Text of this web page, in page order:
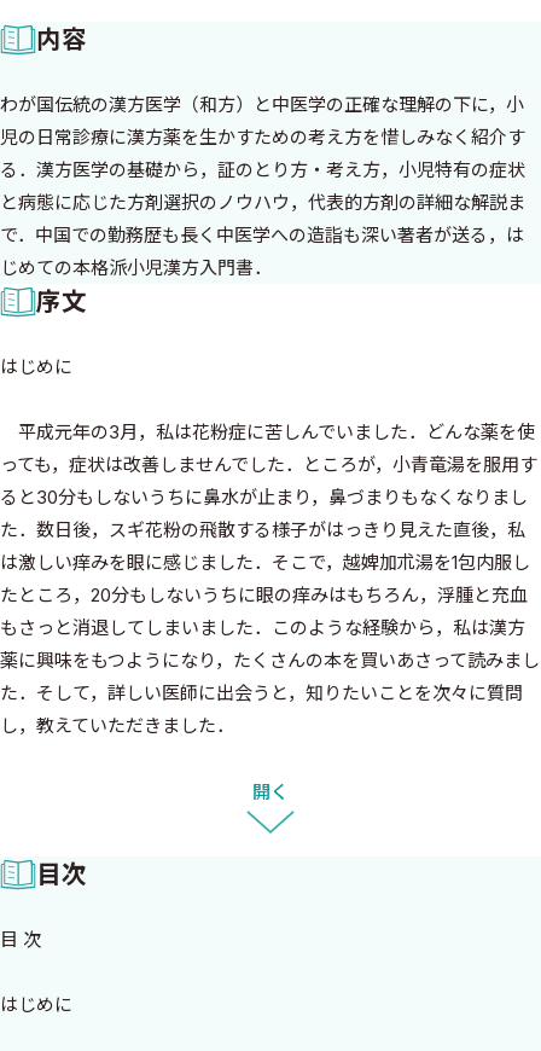
内容
わが国伝統の漢方医学（和方）と中医学の正確な理解の下に，小
児の日常診療に漢方薬を生かすための考え方を惜しみなく紹介す
る．漢方医学の基礎から，証のとり方・考え方，小児特有の症状
と病態に応じた方剤選択のノウハウ，代表的方剤の詳細な解説ま
で．中国での勤務歴も長く中医学への造詣も深い著者が送る，は
じめての本格派小児漢方入門書．
序文
はじめに
平成元年の3月，私は花粉症に苦しんでいました．どんな薬を使
っても，症状は改善しませんでした．ところが，小青竜湯を服用す
ると30分もしないうちに鼻水が止まり，鼻づまりもなくなりまし
た．数日後，スギ花粉の飛散する様子がはっきり見えた直後，私
は激しい痒みを眼に感じました．そこで，越婢加朮湯を1包内服し
たところ，20分もしないうちに眼の痒みはもちろん，浮腫と充血
もさっと消退してしまいました．このような経験から，私は漢方
薬に興味をもつようになり，たくさんの本を買いあさって読みまし
た．そして，詳しい医師に出会うと，知りたいことを次々に質問
し，教えていただきました．
ろいろな年齢の患者，つまり，乳児から高齢者まで，いろいろな疾
患に漢方治療を西洋医学的治療と併用するようになりました．
平成19年の春，私は上海の病院に勤務するようになりました．
そこで，世界各国の医師と一緒に診療活動を行い，幹細胞移植に
薬科大学の内科講師をされていた王福波中医師など，多数の中医
な違いがあることを知りました．そして，中医学家たちが西洋医
開く
目次
目 次
はじめに